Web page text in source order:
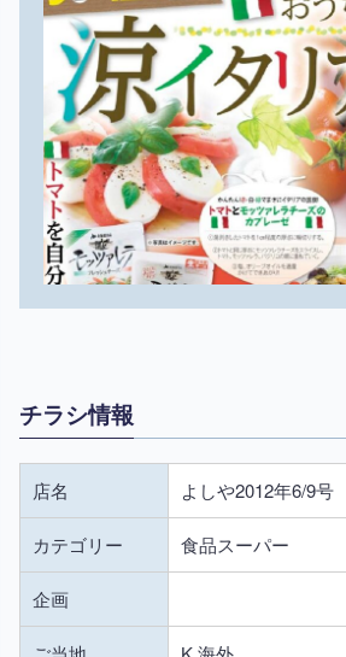
チラシ情報
店名 よしや2012年6/9号
カテゴリー 食品スーパー
企画